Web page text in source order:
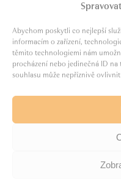
Abychom poskytli co nejlepší
informacím o zařízení,
těmito technologiemi nám
procházení nebo jedinečná ID
souhlasu může nepříznivě
Živý kraj
Lázně zdraví
Cesta za
MICE
Film